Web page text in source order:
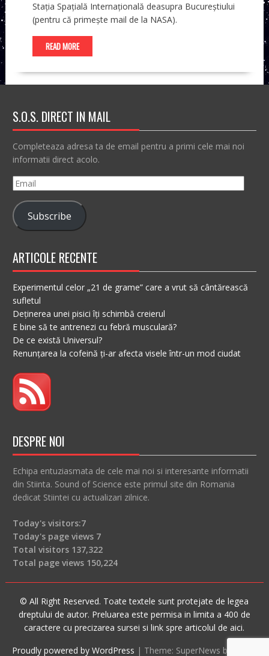
Stația Spațială Internațională deasupra Bucureștiului
(pentru că primește mail de la NASA).
READ MORE
S.O.S. DIRECT IN MAIL
Completeaza adresa ta de email pentru a primi cele mai noi
informatii direct acolo.
Email
Subscribe
ARTICOLE RECENTE
Experimentul celor „21 de grame” care a vrut să cântărească
sufletul
Deținerea unei pisici îți schimbă creierul
E bine să te antrenezi cu febră musculară?
De ce există Universul?
Renunțarea la cofeină ți-ar afecta visele într-un mod ciudat
DESPRE NOI
Echipa entuziasmata de cele mai noi si interesante informatii
din Stiinta. Sound of Science este primul site din Romania
dedicat Stiintei cu actualizari zilnice.
Today's visitors:7
Today's page views 7
Total visitors 137,322
Total page views 150,224
© All Right Reserved. Toate textele sunt protejate de legea
dreptului de autor. Preluarea este permisa in limita a 400 de
caractere cu precizarea sursei si link spre articolul de aici.
Proudly powered by WordPress | Theme: SuperNews by